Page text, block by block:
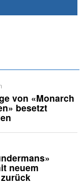
von «Monarch
besetzt
neuem